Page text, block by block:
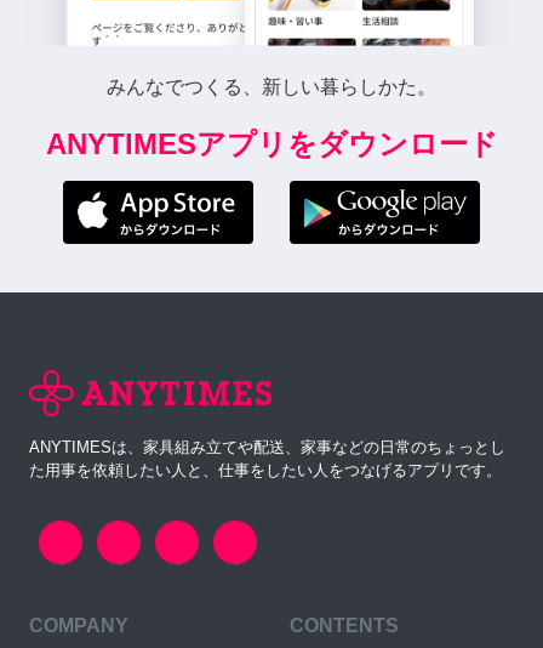
みんなでつくる、新しい暮らしかた。
ANYTIMESアプリをダウンロード
ANYTIMESは、家具組み立てや配送、家事などの日常のちょっとし
た用事を依頼したい人と、仕事をしたい人をつなげるアプリです。
COMPANY CONTENTS